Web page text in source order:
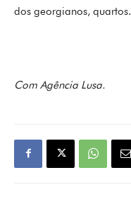
dos georgianos, quartos.
Com Agência Lusa.